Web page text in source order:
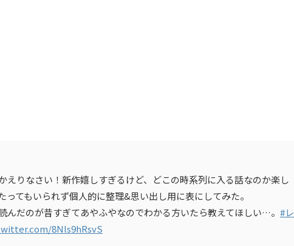
えりなさい！新作嬉しすぎるけど、どこの時系列に入る話なのか楽し
ってもいられず個人的に整理&思い出し用に表にしてみた。
んだのが昔すぎてあやふやなのでわかる方いたら教えてほしい…。 #レ
8Nls9hRsvS